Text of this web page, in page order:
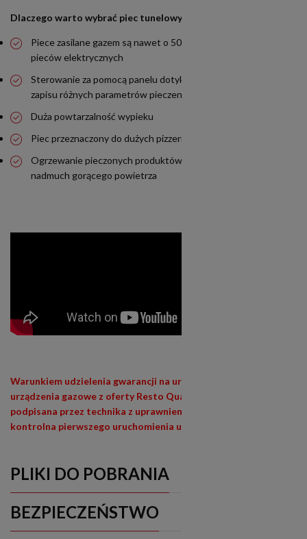
Dlaczego warto wybrać piec tunelowy Resto Quality SEG1600?
Piece zasilane gazem są nawet o 50% bardziej oszczędne od
pieców elektrycznych
Sterowanie za pomocą panelu dotykowego z możliwością
zapisu różnych parametrów pieczenia
Duża powtarzalność wypieku
Piec przeznaczony do dużych pizzerii oraz cukierni
Ogrzewanie pieczonych produktów poprzez równomierny
nadmuch gorącego powietrza
Warunkiem udzielenia gwarancji na urządzenia siłowe (400V) i
urządzenia gazowe z oferty Resto Quality jest wypełniona i
podpisana przez technika z uprawnieniami (E1,E3) lista
kontrolna pierwszego uruchomienia urządzenia
PLIKI DO POBRANIA
BEZPIECZEŃSTWO